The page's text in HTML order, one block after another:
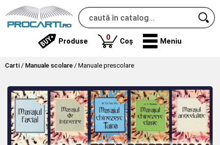
Produse 0produse
Coș Meniu
Carti / Manuale scolare / Manuale prescolare